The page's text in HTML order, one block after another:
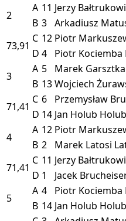
2
A 11 Jerzy
B 3 Arkadiusz
73,91
C 12 Piotr
D 4 Piotr Kociemba
3
A 5 Marek Garsztka
B 13Wojciech
71,41
C 6 Przemysław
D 14 Jan Holub Holub
4
A 12 Piotr
B 2 Marek Latosi
71,41
C 11 Jerzy
D 1 Jacek
5
A 4 Piotr Kociemba
B 14 Jan Holub Holub